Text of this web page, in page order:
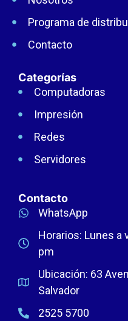
Programa de
Contacto
Categorías
Computadoras
Impresión
Redes
Servidores
Contacto
WhatsApp
Horarios: Lunes a
pm
Ubicación: 63
Salvador
2525 5700